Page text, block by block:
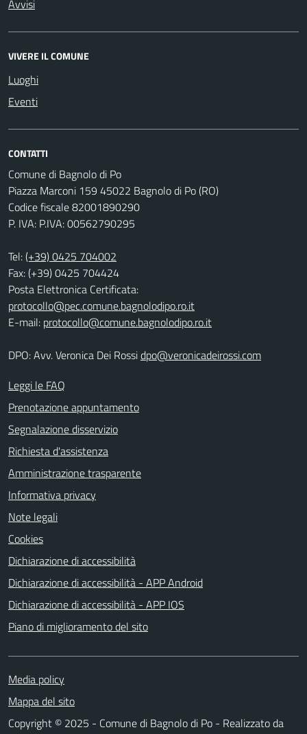
Avvisi
VIVERE IL COMUNE
Luoghi
Eventi
CONTATTI
Comune di Bagnolo di Po
Piazza Marconi 159 45022 Bagnolo di Po (RO)
Codice fiscale 82001890290
P. IVA: P.IVA: 00562790295
Tel:(+39) 0425 704002
Fax: (+39) 0425 704424
Posta Elettronica Certificata:
protocollo@pec.comune.bagnolodipo.ro.it
E-mail: protocollo@comune.bagnolodipo.ro.it
DPO: Avv. Veronica Dei Rossidpo@veronicadeirossi.com
Leggi le FAQ
Prenotazione appuntamento
Segnalazione disservizio
Richiesta d'assistenza
Amministrazione trasparente
Informativa privacy
Note legali
Cookies
Dichiarazione di accessibilità
Dichiarazione di accessibilità - APP Android
Dichiarazione di accessibilità - APP IOS
Piano di miglioramento del sito
Media policy
Mappa del sito
Copyright © 2025 - Comune di Bagnolo di Po - Realizzato da